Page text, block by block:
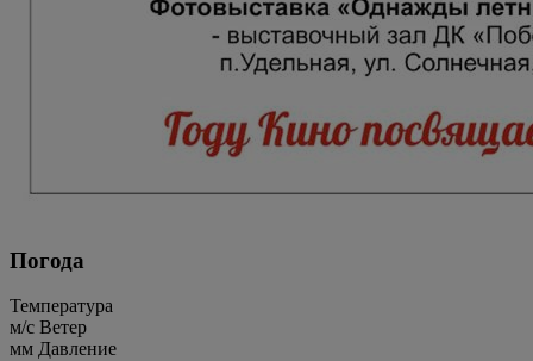
Погода
Температура
м/c Ветер
мм Давление